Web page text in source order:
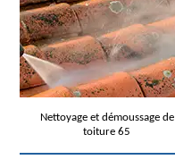
Nettoyage et démoussage de
toiture 65